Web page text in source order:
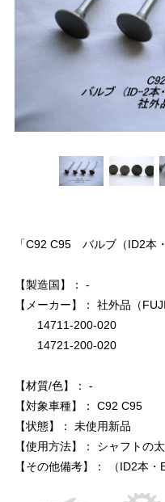
「C92 C95 バルブ（ID2本
【製造国】： -
【メーカー】： 社外品（FUJI
14711-200-020
14721-200-020
【材質/色】： -
【対象車種】： C92 C95
【状態】： 未使用新品
【使用方法】： シャフトの
【その他備考】： （ID2本